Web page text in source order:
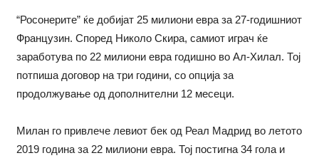
“Росонерите” ќе добијат 25 милиони евра за 27-годишниот
Французин. Според Николо Скира, самиот играч ќе
заработува по 22 милиони евра годишно во Ал-Хилал. Тој
потпиша договор на три години, со опција за
продолжување од дополнителни 12 месеци.
Милан го привлече левиот бек од Реал Мадрид во летото
2019 година за 22 милиони евра. Тој постигна 34 гола и